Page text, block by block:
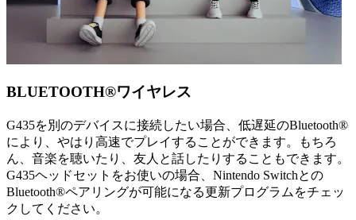
BLUETOOTH®ワイヤレス
G435を別のデバイスに接続したい場合、低遅延のBluetooth®
により、やはり高速でプレイすることができます。もちろ
ん、音楽を聴いたり、友人と話したりすることもできます。
G435ヘッドセットをお使いの場合、Nintendo Switchとの
Bluetooth®ペアリングが可能になる更新プログラムをチェッ
クしてください。